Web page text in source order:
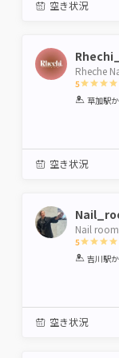
空き状況
Rheche
5
1 2 3 4
草加駅
空き状況
Nail room
5
1 2 3 4
吉川駅
空き状況